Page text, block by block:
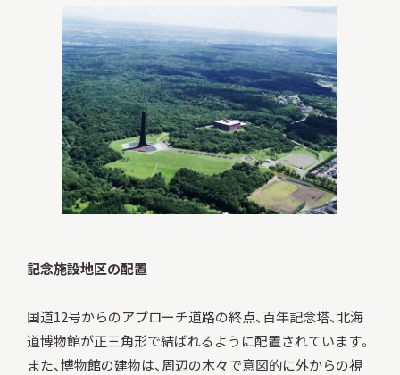
記念施設地区の配置
国道12号からのアプローチ道路の終点、百年記念塔、北海
道博物館が正三角形で結ばれるように配置されています。
また、博物館の建物は、周辺の木々で意図的に外からの視